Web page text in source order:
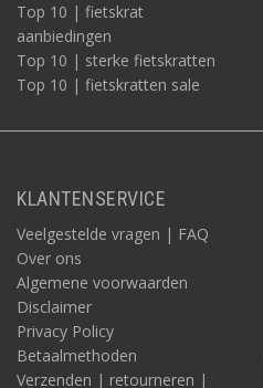
Top 10 | fietskrat
aanbiedingen
Top 10 | sterke fietskratten
Top 10 | fietskratten sale
KLANTENSERVICE
Veelgestelde vragen | FAQ
Over ons
Algemene voorwaarden
Disclaimer
Privacy Policy
Betaalmethoden
Verzenden | retourneren |